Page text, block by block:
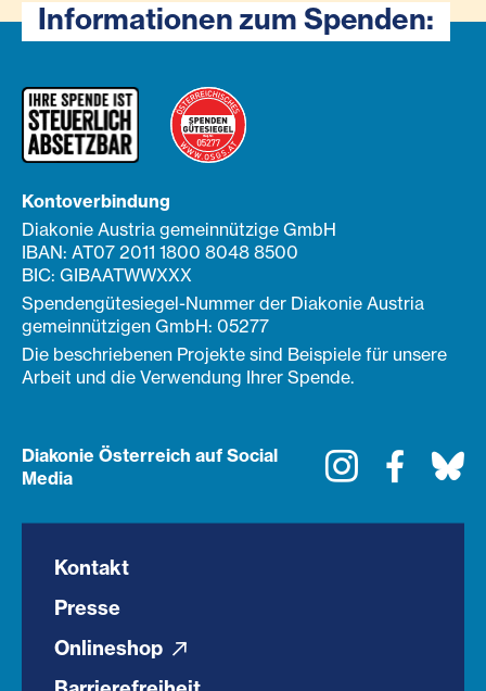
Informationen zum Spenden:
Kontoverbindung
Diakonie Austria gemeinnützige GmbH
IBAN: AT07 2011 1800 8048 8500
BIC: GIBAATWWXXX
Spendengütesiegel-Nummer der Diakonie Austria
gemeinnützigen GmbH: 05277
Die beschriebenen Projekte sind Beispiele für unsere
Arbeit und die Verwendung Ihrer Spende.
Diakonie Österreich auf Social
Media
Instagram
Kontakt
Presse
Onlineshop